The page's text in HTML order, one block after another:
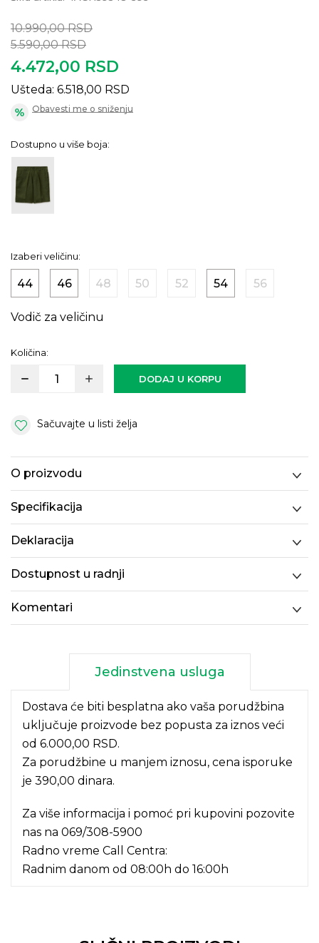
10.990,00 RSD
5.590,00 RSD
4.472,00 RSD
Ušteda: 6.518,00 RSD
Obavesti me o sniženju
Dostupno u više boja:
Izaberi veličinu:
44 46 48 50 52 54 56
Vodič za veličinu
Količina:
DODAJ U KORPU
Sačuvajte u listi želja
O proizvodu
Specifikacija
Deklaracija
Dostupnost u radnji
Komentari
Jedinstvena usluga
Dostava će biti besplatna ako vaša porudžbina
uključuje proizvode bez popusta za iznos veći
od 6.000,00 RSD.
Za porudžbine u manjem iznosu, cena isporuke
je 390,00 dinara.
Za više informacija i pomoć pri kupovini pozovite
nas na 069/308-5900
Radno vreme Call Centra:
Radnim danom od 08:00h do 16:00h